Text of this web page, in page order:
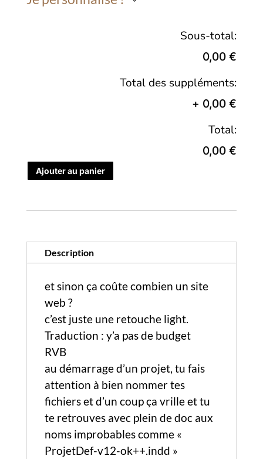
Sous-total:
0,00 €
Total des suppléments:
+ 0,00 €
Total:
0,00 €
Ajouter au panier
Description
et sinon ça coûte combien un site
web ?
c’est juste une retouche light.
Traduction : y’a pas de budget
RVB
au démarrage d’un projet, tu fais
attention à bien nommer tes
fichiers et d’un coup ça vrille et tu
te retrouves avec plein de doc aux
noms improbables comme «
ProjetDef-v12-ok++.indd »